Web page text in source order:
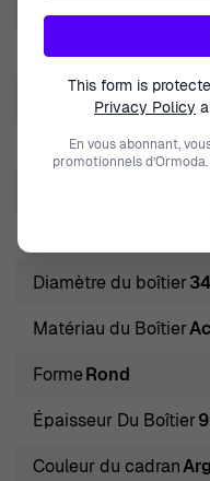
Couleur du bracelet
Matière du bracelet
Largeur du bracelet
Diamètre du boîtier
Matériau du Boîtier
FormeRond
Épaisseur Du Boîtier
Couleur du cadran
This form is
Privacy Policy
En vous abonnant,
promotionnels